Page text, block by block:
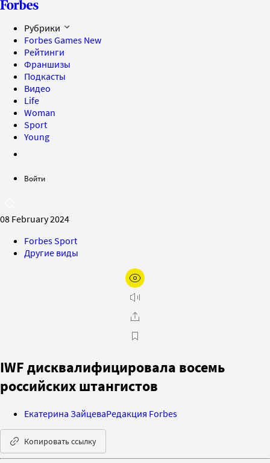
Рубрики
Forbes Games New
Рейтинги
Франшизы
Подкасты
Видео
Life
Woman
Sport
Young
Войти
08 February 2024
Forbes Sport
Другие виды
IWF дисквалифицировала восемь
российских штангистов
Екатерина ЗайцеваРедакция Forbes
Копировать ссылку